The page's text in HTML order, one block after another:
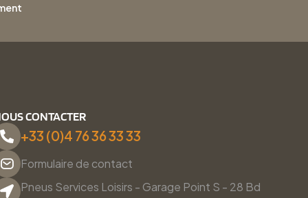
CONTACTER
+33 (0)4 76 36 33 33
Formulaire de contact
Pneus Services Loisirs - Garage Point S - 28 Bd